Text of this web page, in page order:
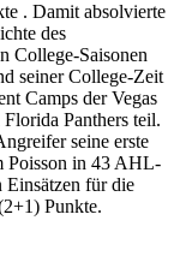
. Damit absolvierte
des
College-Saisonen
seiner College-Zeit
Camps der Vegas
Panthers teil.
seine erste
Poisson in 43 AHL-
Einsätzen für die
Punkte.